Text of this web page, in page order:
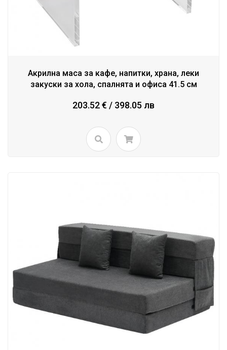
Акрилна маса за кафе, напитки, храна, леки
закуски за хола, спалнята и офиса 41.5 см
203.52 € / 398.05 лв